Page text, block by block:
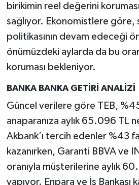
birikimin reel değerini
sağlıyor. Ekonomistlere göre,
politikasının devam edeceği
önümüzdeki aylarda da bu
koruması bekleniyor.
BANKA BANKA GETİRİ ANALİZİ
Güncel verilere göre TEB,
anaparanıza aylık 65.096 TL
Akbank’ı tercih edenler %43
kazanırken, Garanti BBVA ve
oranıyla müşterilerine aylık
yapıyor. Enpara ve İş Bankası